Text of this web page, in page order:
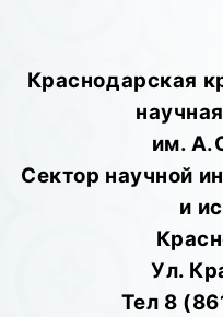
Краснодарская
им.
Сектор научной
и
Ул.
Тел 8